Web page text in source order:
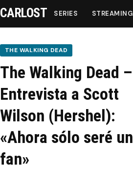
Series
Streaming
Recomendaciones
Videos
Webisodios
CARLOST SERIES STREAMING
THE WALKING DEAD
The Walking Dead –
Entrevista a Scott
Wilson (Hershel):
«Ahora sólo seré un
fan»